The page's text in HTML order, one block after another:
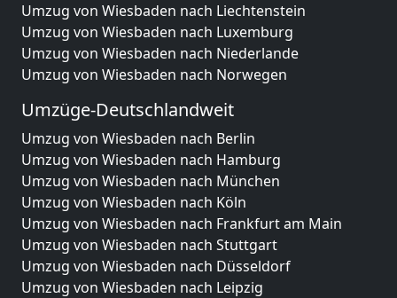
Umzug von Wiesbaden nach Liechtenstein
Umzug von Wiesbaden nach Luxemburg
Umzug von Wiesbaden nach Niederlande
Umzug von Wiesbaden nach Norwegen
Umzüge-Deutschlandweit
Umzug von Wiesbaden nach Berlin
Umzug von Wiesbaden nach Hamburg
Umzug von Wiesbaden nach München
Umzug von Wiesbaden nach Köln
Umzug von Wiesbaden nach Frankfurt am Main
Umzug von Wiesbaden nach Stuttgart
Umzug von Wiesbaden nach Düsseldorf
Umzug von Wiesbaden nach Leipzig